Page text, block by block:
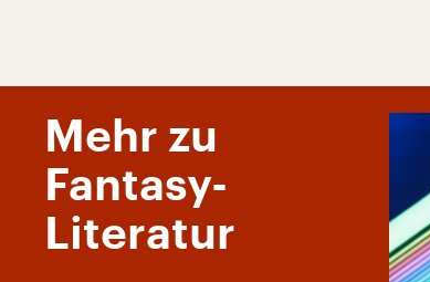
Mehr zu
Fantasy-
Literatur